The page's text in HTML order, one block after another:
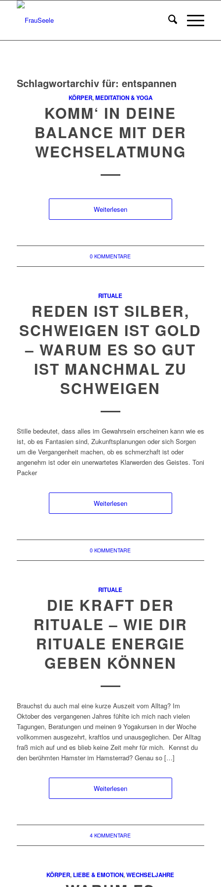
Schlagwortarchiv für: entspannen
KÖRPER,MEDITATION & YOGA
KOMM‘ IN DEINE
BALANCE MIT DER
WECHSELATMUNG
Weiterlesen
0 KOMMENTARE
RITUALE
REDEN IST SILBER,
SCHWEIGEN IST GOLD
– WARUM ES SO GUT
IST MANCHMAL ZU
SCHWEIGEN
Stille bedeutet, dass alles im Gewahrsein erscheinen kann wie es
ist, ob es Fantasien sind, Zukunftsplanungen oder sich Sorgen
um die Vergangenheit machen, ob es schmerzhaft ist oder
angenehm ist oder ein unerwartetes Klarwerden des Geistes. Toni
Packer
Weiterlesen
0 KOMMENTARE
RITUALE
DIE KRAFT DER
RITUALE – WIE DIR
RITUALE ENERGIE
GEBEN KÖNNEN
Brauchst du auch mal eine kurze Auszeit vom Alltag? Im
Oktober des vergangenen Jahres fühlte ich mich nach vielen
Tagungen, Beratungen und meinen 9 Yogakursen in der Woche
vollkommen ausgezehrt, kraftlos und unausgeglichen. Der Alltag
fraß mich auf und es blieb keine Zeit mehr für mich. Kennst du
den berühmten Hamster im Hamsterrad? Genau so […]
Weiterlesen
4 KOMMENTARE
KÖRPER, LIEBE & EMOTION,WECHSELJAHRE